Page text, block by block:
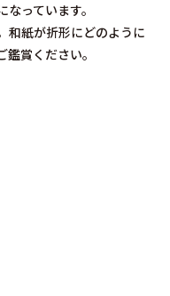
っています。
和紙が折形にどのように
賞ください。